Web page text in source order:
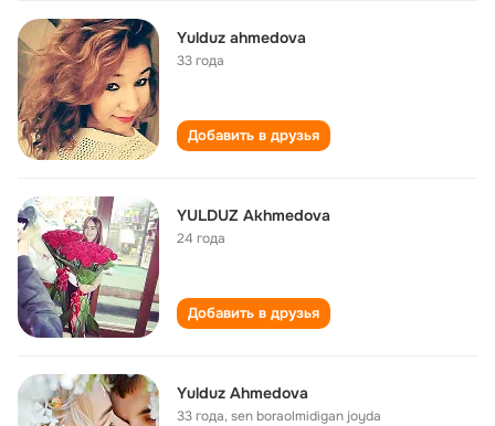
Yulduz ahmedova
33 года
Добавить в друзья
YULDUZ Akhmedova
24 года
Добавить в друзья
Yulduz Ahmedova
33 года,sen boraolmidigan joyda